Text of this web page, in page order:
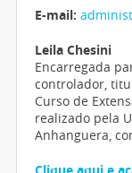
E-mail:
Leila Chesini
Encarregada
controlador,
Curso de
realizado pela
Anhanguera,